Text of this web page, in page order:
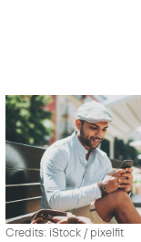
Credits: iStock / pixelfit